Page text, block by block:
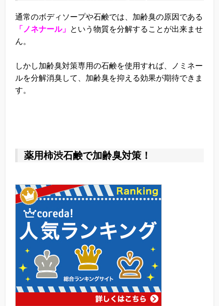
通常のボディソープや石鹸では、加齢臭の原因である
「ノネナール」 という物質を分解することが出来ませ
ん。
しかし加齢臭対策専用の石鹸を使用すれば、ノミネー
ルを分解消臭して、加齢臭を抑える効果が期待できま
す。
薬用柿渋石鹸で加齢臭対策！